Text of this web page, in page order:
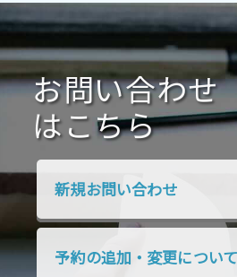
2021年1月 2020年12月
2020年10月 2020年9月
2020年7月 2020年6月
2020年4月 2020年3月
2019年10月 2019年9月
2019年4月
お問い合わせ
はこちら
新規お問い合わせ
予約の追加・変更について